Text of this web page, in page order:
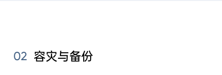
02 容灾与备份